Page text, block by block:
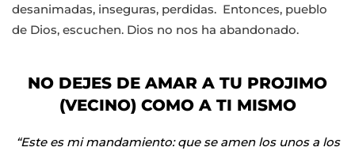
desanimadas, inseguras, perdidas. Entonces, pueblo
de Dios, escuchen. Dios no nos ha abandonado.
NO DEJES DE AMAR A TU PROJIMO
(VECINO) COMO A TI MISMO
“Este es mi mandamiento: que se amen los unos a los